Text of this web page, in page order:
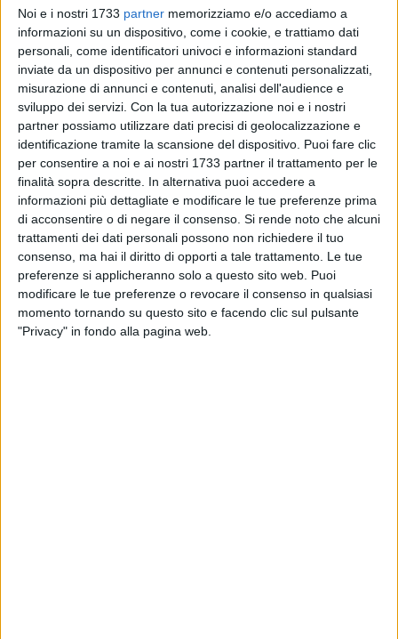
Noi e i nostri 1733 partner memorizziamo e/o accediamo a
informazioni su un dispositivo, come i cookie, e trattiamo dati
personali, come identificatori univoci e informazioni standard
inviate da un dispositivo per annunci e contenuti personalizzati,
misurazione di annunci e contenuti, analisi dell'audience e
sviluppo dei servizi. Con la tua autorizzazione noi e i nostri
partner possiamo utilizzare dati precisi di geolocalizzazione e
identificazione tramite la scansione del dispositivo. Puoi fare clic
per consentire a noi e ai nostri 1733 partner il trattamento per le
finalità sopra descritte. In alternativa puoi accedere a
informazioni più dettagliate e modificare le tue preferenze prima
di acconsentire o di negare il consenso. Si rende noto che alcuni
trattamenti dei dati personali possono non richiedere il tuo
consenso, ma hai il diritto di opporti a tale trattamento. Le tue
preferenze si applicheranno solo a questo sito web. Puoi
modificare le tue preferenze o revocare il consenso in qualsiasi
momento tornando su questo sito e facendo clic sul pulsante
"Privacy" in fondo alla pagina web.
Ieri in quel di Ancona, al meeting nazionale indoor giovanile,
grandi prestazioni per i nostri cadetti/e. Miglior risultato è
sicuramente quello di Enrico di Martino (allenato da Tonino
ferro) che ferma il crono in 23.86 sui 200 mt. Ottimo tempo
anche per Atif Abdel con 24.71, sempre allenato da Ferro.
Marco Tedeschi chiude i 60 metri ad ostacoli in 9.55,
Pasquale Calefato lancia il peso a 11.71mt, Massimiliano
Spizzico salta 1.35 nel salto in alto e 29.41 nei 200Mt.
(allenati da Geky Magrone). Anche le cadette ben figurano,
tutte impegnate nei 200 mt : Eliana Cafagno 27.69, Dalila
Gadaleta 27.77, Alessia De Pasquale 27.92 e Martina
Laforgia 28.86.